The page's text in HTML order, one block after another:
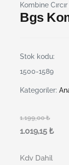
Kombine
Bgs
Stok kodu:
1500-1589
Kategoriler:
1.199,00₺
1.019,15 ₺
Kdv Dahil